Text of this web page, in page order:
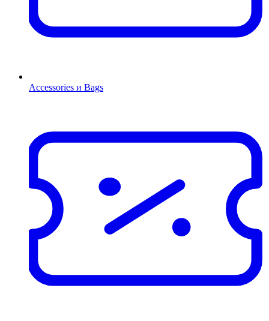
Accessories и Bags